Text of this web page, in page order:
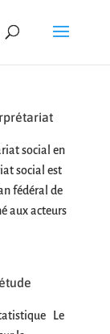
social en
social est
fédéral de
aux acteurs
Le